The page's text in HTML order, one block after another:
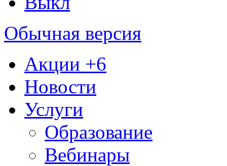
Обычная версия
Акции +6
Новости
Услуги
Образование
Вебинары